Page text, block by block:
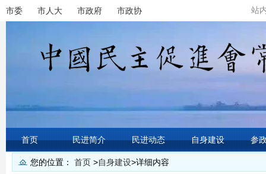
市委 市人大 市政府 市政协 站
首页 民进简介 民进动态 自身建设 参
您的位置： 首页 >自身建设>详细内容